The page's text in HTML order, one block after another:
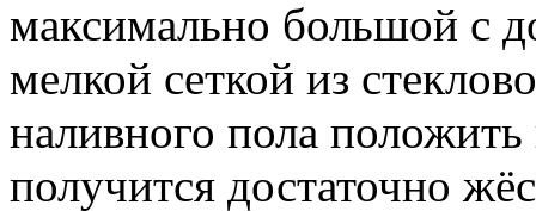
максимально большой с
мелкой сеткой из
наливного пола
получится достаточно